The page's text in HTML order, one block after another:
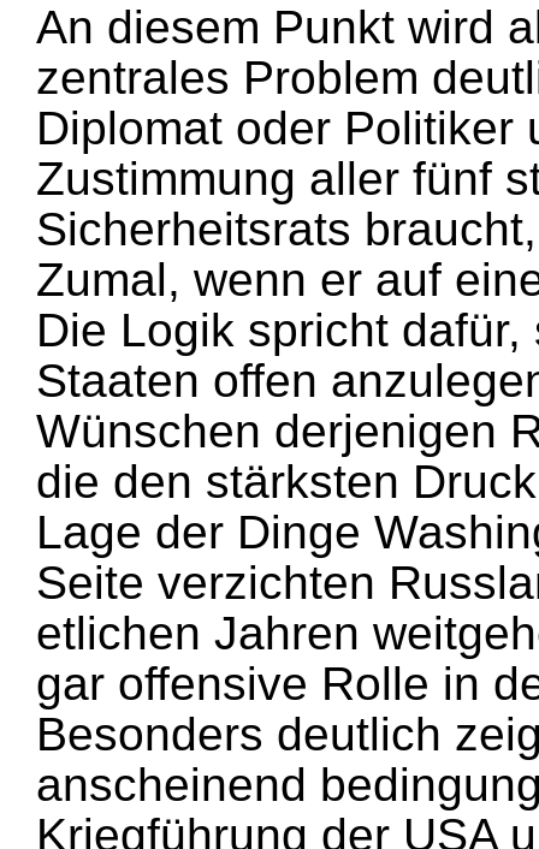
An diesem Punkt wird
zentrales Problem
Diplomat oder Politiker
Zustimmung aller fünf
Sicherheitsrats
Zumal, wenn er auf
Die Logik spricht
Staaten offen
Wünschen derjenigen
die den stärksten
Lage der Dinge
Seite verzichten
etlichen Jahren
gar offensive Rolle in
Besonders deutlich
anscheinend
Kriegführung der USA